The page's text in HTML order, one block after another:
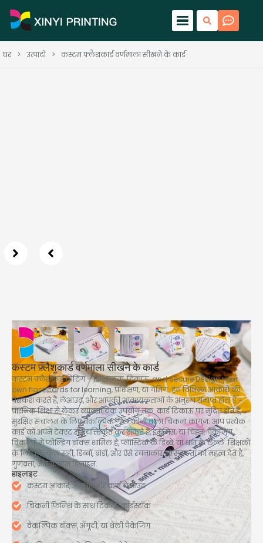
घर > उत्पादों > कस्टम फ़्लैशकार्ड वर्णमाला सीखने के कार्ड
कस्टम फ़्लैशकार्ड वर्णमाला सीखने के कार्ड
कस्टम फ्लैशकार्ड प्रिंटिंग – शिक्षात्मक, टिकाऊ,and Secure Design your
own flashcards for learning, प्रशिक्षण, या गेमिंग. हम विभिन्न आकारों की
पेशकश करते हैं, लेआउट, और आपकी आवश्यकताओं के अनुरूप समाप्त होता है –
प्रारंभिक शिक्षा से लेकर व्यावसायिक उपयोग तक. कार्ड टिकाऊ पर मुद्रित होते हैं,
सुरक्षित संचालन के लिए वैकल्पिक गोल कोनों वाला चिकना कागज. आप प्रत्येक
कार्ड को अपने टेक्स्ट से वैयक्तिकृत कर सकते हैं, इमेजिस, या चिह्न. पैकेजिंग
विकल्पों में फोल्डिंग बॉक्स शामिल हैं, प्लास्टिक के डिब्बे, या धातु के छल्ले. शिक्षकों
के लिए बिल्कुल सही, डिब्बों, ब्रांडों, और ऐसे रचनाकार जो स्पष्टता को महत्व देते हैं,
गुणवत्ता, और कस्टम डिज़ाइन.
हाइलाइट
कस्टम आकार, आकार, और कार्ड लेआउट
चिकनी फिनिश के साथ टिकाऊ कार्डस्टॉक
वैकल्पिक बॉक्स, अँगूठी, या थैली पैकेजिंग